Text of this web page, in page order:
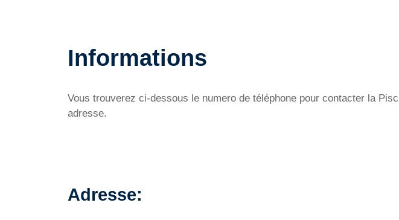
Informations
Vous trouverez ci-dessous le numero de téléphone pour contacter la
adresse.
Adresse: